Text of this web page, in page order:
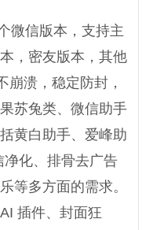
微信版本，支持主
，密友版本，其他
崩溃，稳定防封，
苏兔类、微信助手
黄白助手、爱峰助
化、排骨去广告
等多方面的需求。
插件、封面狂